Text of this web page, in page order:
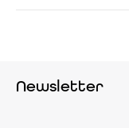
Newsletter